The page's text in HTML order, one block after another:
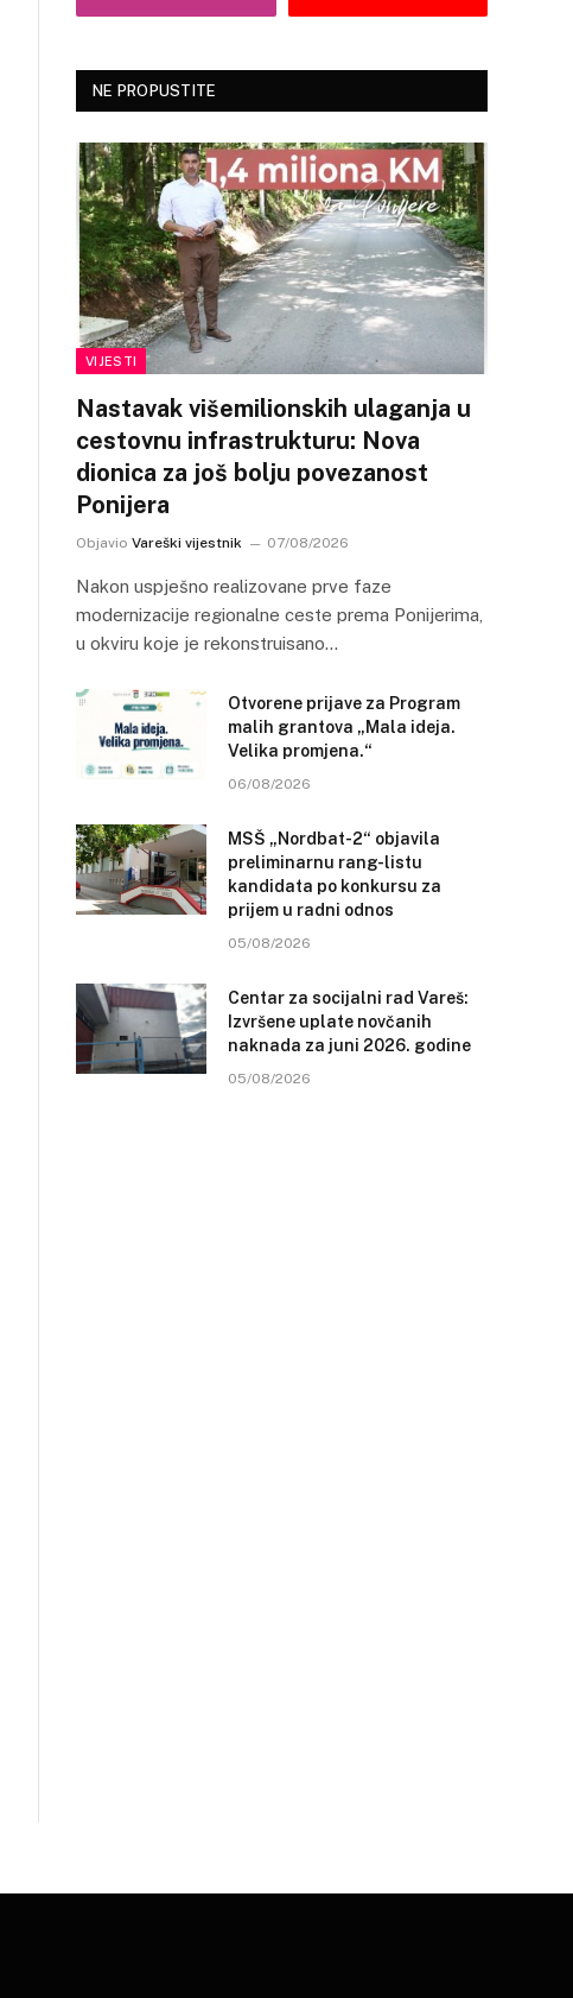
NE PROPUSTITE
VIJESTI
Nastavak višemilionskih ulaganja u
cestovnu infrastrukturu: Nova
dionica za još bolju povezanost
Ponijera
Objavio Vareški vijestnik 07/08/2026
Nakon uspješno realizovane prve faze
modernizacije regionalne ceste prema Ponijerima,
u okviru koje je rekonstruisano…
Otvorene prijave za Program
malih grantova „Mala ideja.
Velika promjena.“
06/08/2026
MSŠ „Nordbat-2“ objavila
preliminarnu rang-listu
kandidata po konkursu za
prijem u radni odnos
05/08/2026
Centar za socijalni rad Vareš:
Izvršene uplate novčanih
naknada za juni 2026. godine
05/08/2026